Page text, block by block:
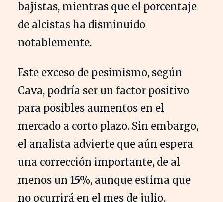
bajistas, mientras que el porcentaje
de alcistas ha disminuido
notablemente.
Este exceso de pesimismo, según
Cava, podría ser un factor positivo
para posibles aumentos en el
mercado a corto plazo. Sin embargo,
el analista advierte que aún espera
una corrección importante, de al
menos un 15%, aunque estima que
no ocurrirá en el mes de julio.